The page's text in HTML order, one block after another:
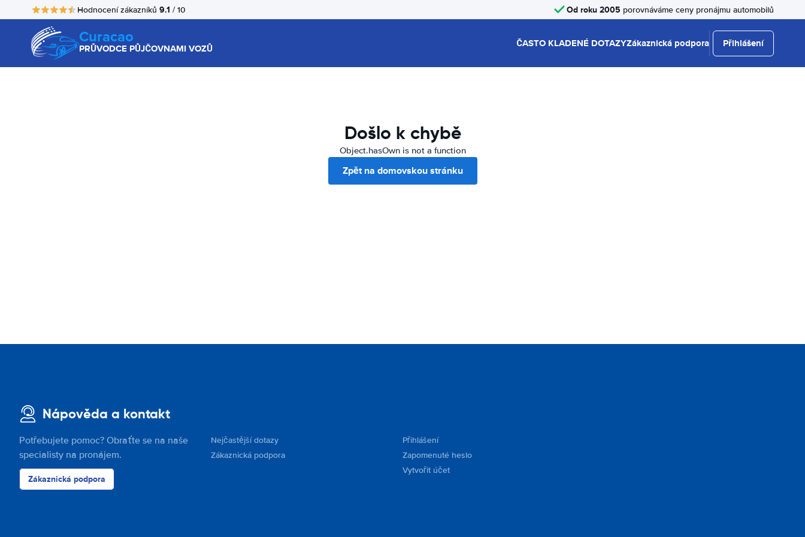
Hodnocení zákazníků 9.1 / 10 Od roku 2005 porovnáváme ceny pronájmu automobilů
Curacao
PRŮVODCE PŮJČOVNAMI VOZŮ ČASTO KLADENÉ DOTAZYZákaznická podpora Přihlášení
Došlo k chybě
Object.hasOwn is not a function
Zpět na domovskou stránku
Nápověda a kontakt
Potřebujete pomoc? Obraťte se na naše
specialisty na pronájem.
Zákaznická podpora
Nejčastější dotazy
Zákaznická podpora
Přihlášení
Zapomenuté heslo
Vytvořit účet